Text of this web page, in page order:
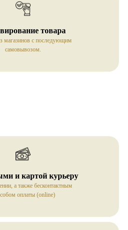
товара
магазинов с последующим
самовывозом.
и картой курьеру
а также бесконтактным
оплаты (online)